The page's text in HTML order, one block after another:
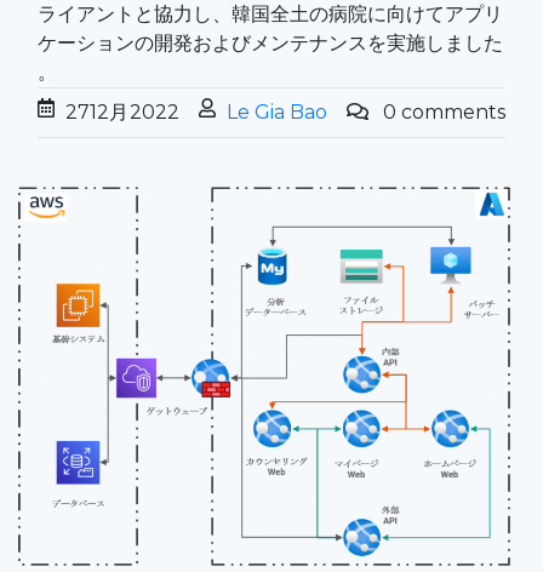
ライアント と協力し、 韓国全土の病院に向けてアプリ
ケーションの開発およびメンテナンスを実施しました
。
2712月 2022 Le Gia Bao 0 comments